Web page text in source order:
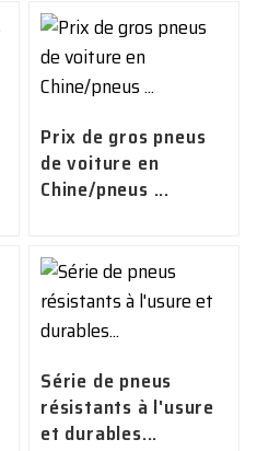
Prix ​​de gros pneus
de voiture en
Chine/pneus ...
Série de pneus
résistants à l'usure
et durables...